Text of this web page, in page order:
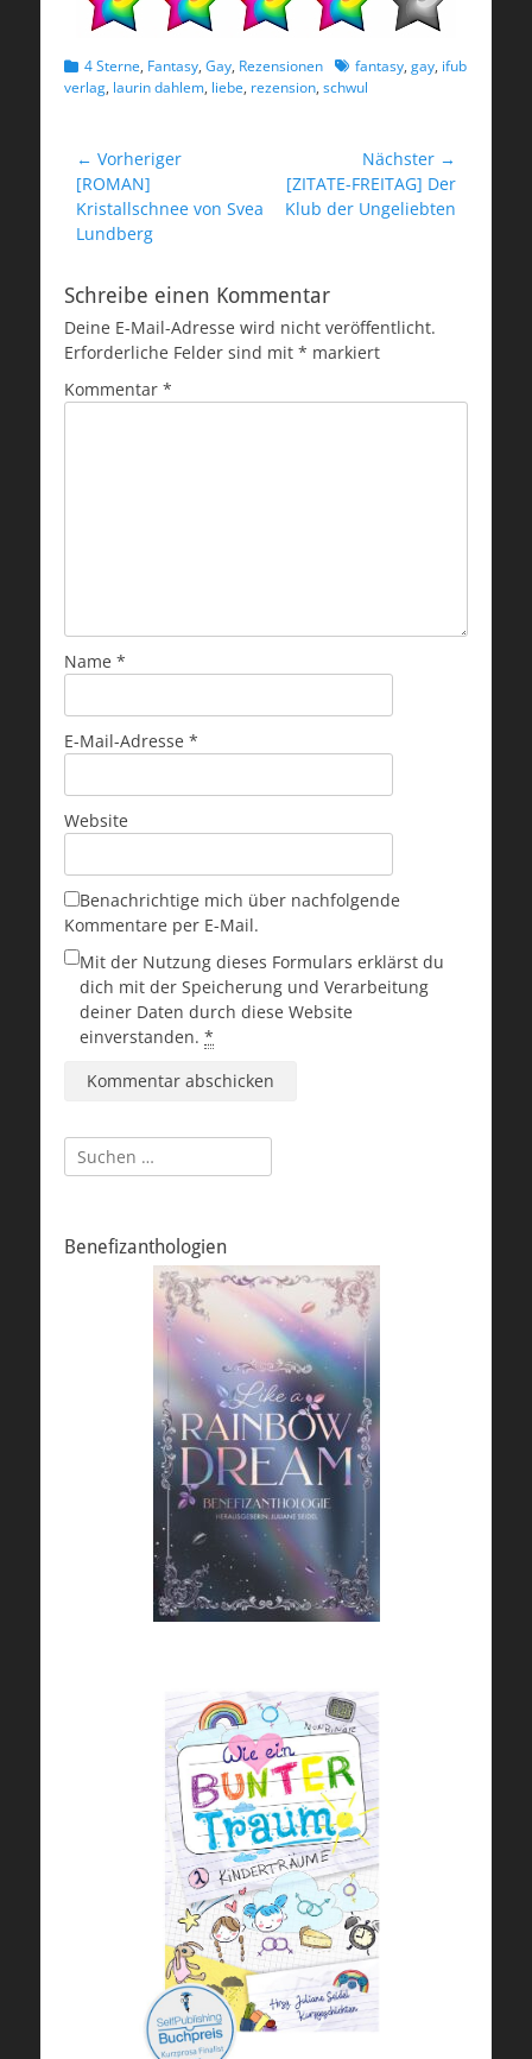
Kategorien
4 Sterne, Fantasy, Gay, Rezensionen Schlagworte
fantasy, gay, ifub
verlag, laurin dahlem, liebe, rezension, schwul
Beitragsnavigation
← Vorheriger
Vorheriger
Beitrag:
[ROMAN]
Kristallschnee von Svea
Lundberg
Nächster →
Nächster
Beitrag:
[ZITATE-FREITAG] Der
Klub der Ungeliebten
Schreibe einen Kommentar
Deine E-Mail-Adresse wird nicht veröffentlicht.
Erforderliche Felder sind mit * markiert
Kommentar *
Name *
E-Mail-Adresse *
Website
Benachrichtige mich über nachfolgende
Kommentare per E-Mail.
Mit der Nutzung dieses Formulars erklärst du
dich mit der Speicherung und Verarbeitung
deiner Daten durch diese Website
einverstanden. *
Suchen
nach:
Benefizanthologien